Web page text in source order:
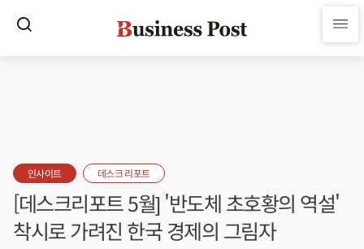
인사이트 데스크 리포트
[데스크리포트 5월] '반도체 초호황의 역설'
착시로 가려진 한국 경제의 그림자